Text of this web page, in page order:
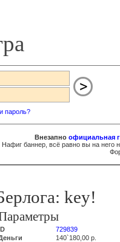
пароль?
Внезапно официальная
Нафиг баннер, всё равно вы на
key!
729839
140`180,00 р.